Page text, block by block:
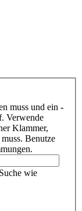
muss und ein -
Verwende
Klammer,
Benutze
wie